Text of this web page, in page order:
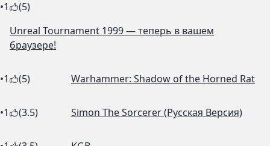
•1
(5)
Unreal Tournament 1999 — теперь в вашем
браузере!
•1 (5) Warhammer: Shadow of the Horned Rat
•1 (3.5) Simon The Sorcerer (Русская Версия)